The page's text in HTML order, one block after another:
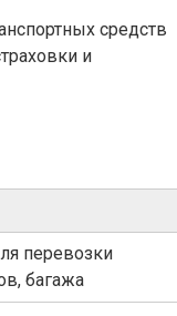
средств
и
перевозки
багажа